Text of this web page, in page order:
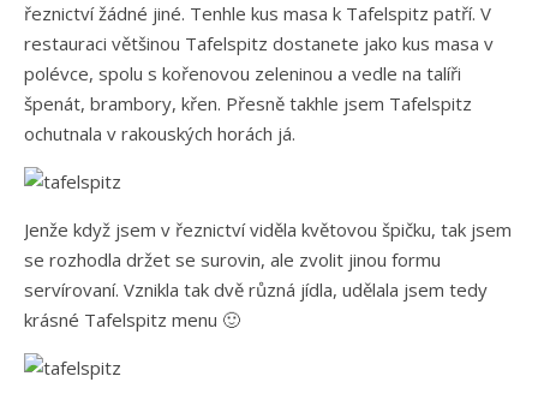
řeznictví žádné jiné. Tenhle kus masa k Tafelspitz patří. V
restauraci většinou Tafelspitz dostanete jako kus masa v
polévce, spolu s kořenovou zeleninou a vedle na talíři
špenát, brambory, křen. Přesně takhle jsem Tafelspitz
ochutnala v rakouských horách já.
Jenže když jsem v řeznictví viděla květovou špičku, tak jsem
se rozhodla držet se surovin, ale zvolit jinou formu
servírovaní. Vznikla tak dvě různá jídla, udělala jsem tedy
krásné Tafelspitz menu 🙂